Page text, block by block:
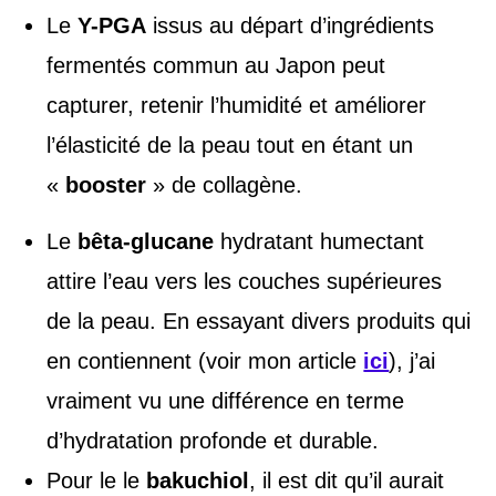
LeY-PGA issus au départ d’ingrédients
fermentés commun au Japon peut
capturer, retenir l’humidité et améliorer
l’élasticité de la peau tout en étant un
« booster » de collagène.
Le bêta-glucane hydratant humectant
attire l’eau vers les couches supérieures
de la peau. En essayant divers produits qui
en contiennent (voir mon article ici), j’ai
vraiment vu une différence en terme
d’hydratation profonde et durable.
Pour le le bakuchiol , il est dit qu’il aurait